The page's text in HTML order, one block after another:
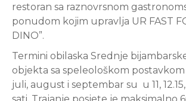
restoran sa raznovrsnom
ponudom kojim upravlja UR FAST
DINO”.
Termini obilaska Srednje
objekta sa speleološkom
juli, august i septembar su u 11, 12.15,
sati. Trajanje posjete je maksimalno